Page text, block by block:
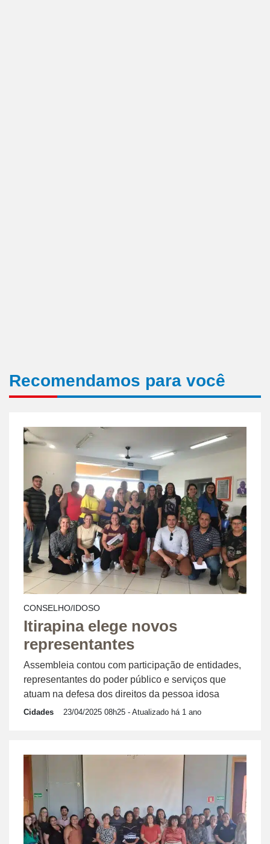
Recomendamos para você
CONSELHO/IDOSO
Itirapina elege novos
representantes
Assembleia contou com participação de entidades,
representantes do poder público e serviços que
atuam na defesa dos direitos da pessoa idosa
Cidades 23/04/2025 08h25 - Atualizado há 1 ano